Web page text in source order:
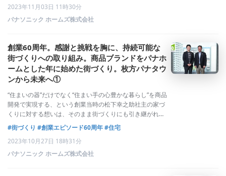
るシビックプライドを醸成するトータ
2023年11月03日 11時30分
パナソニック ホームズ株式会社
創業60周年。感謝と挑戦を胸に、持続可能な
街づくりへの取り組み。商品ブランドをパナホ
ームとした年に始めた街づくり。枚方パナタウ
ンから未来へ①
“住まいの器”だけでなく“住まい手の心豊かな暮らし”を商品
開発で実現する、という創業当時の松下幸之助社主の家づ
くりに対する想いは、そのまま街づくりにも引き継がれま
した。そこに暮らす人々の安心・安全、快適・利便性、豊
かなコミュニティを実現し、その街で生活することを誇り
に感じるシビックプライドを醸成する
#街づくり #創業エピソード60周年#住宅
2023年10月27日 18時31分
パナソニック ホームズ株式会社